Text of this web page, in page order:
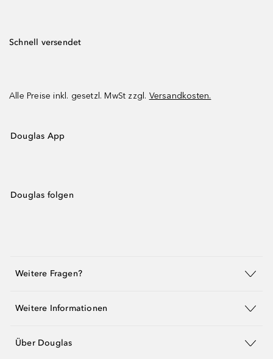
Schnell versendet
Alle Preise inkl. gesetzl. MwSt zzgl. Versandkosten.
Douglas App
Douglas folgen
Weitere Fragen?
Weitere Informationen
Über Douglas